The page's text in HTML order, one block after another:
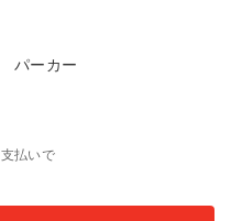
パーカー
払いで